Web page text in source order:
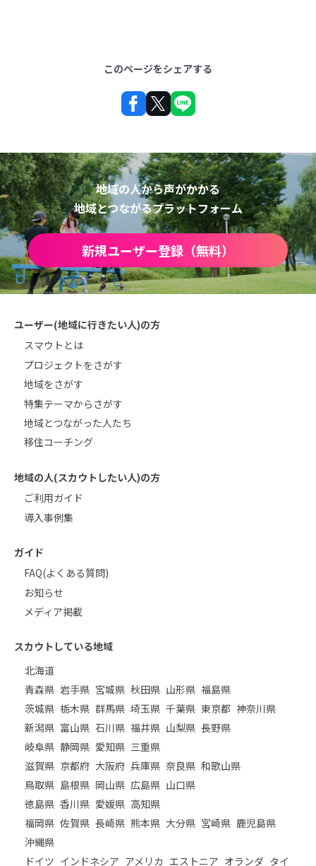
このページをシェアする
地域の人から声がかかる
地域とつながるプラットフォーム
新規ユーザー登録（無料）
ユーザー(地域に行きたい人)の方
スマウトとは
プロジェクトをさがす
地域をさがす
特集テーマからさがす
地域とつながった人たち
移住コーチング
地域の人(スカウトしたい人)の方
ご利用ガイド
導入事例集
ガイド
FAQ(よくある質問)
お知らせ
メディア掲載
スカウトしている地域
北海道
青森県 岩手県 宮城県 秋田県 山形県 福島県
茨城県 栃木県 群馬県 埼玉県 千葉県 東京都 神奈川県
新潟県 富山県 石川県 福井県 山梨県 長野県
岐阜県 静岡県 愛知県 三重県
滋賀県 京都府 大阪府 兵庫県 奈良県 和歌山県
鳥取県 島根県 岡山県 広島県 山口県
徳島県 香川県 愛媛県 高知県
福岡県 佐賀県 長崎県 熊本県 大分県 宮崎県 鹿児島県
沖縄県
ドイツ インドネシア アメリカ エストニア オランダ タイ